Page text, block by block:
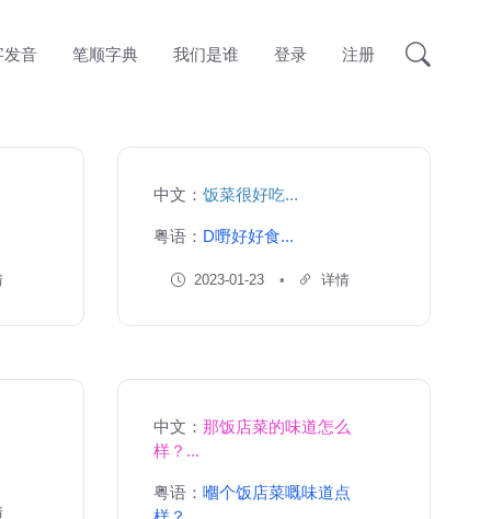
发音 笔顺字典 我们是谁 登录 注册
中文： 饭菜很好吃...
粤语： D嘢好好食...
2023-01-23 详情
中文： 那饭店菜的味道怎么
样？...
粤语： 嗰个饭店菜嘅味道点